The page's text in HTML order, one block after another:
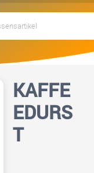
KAFFE
EDURS
T